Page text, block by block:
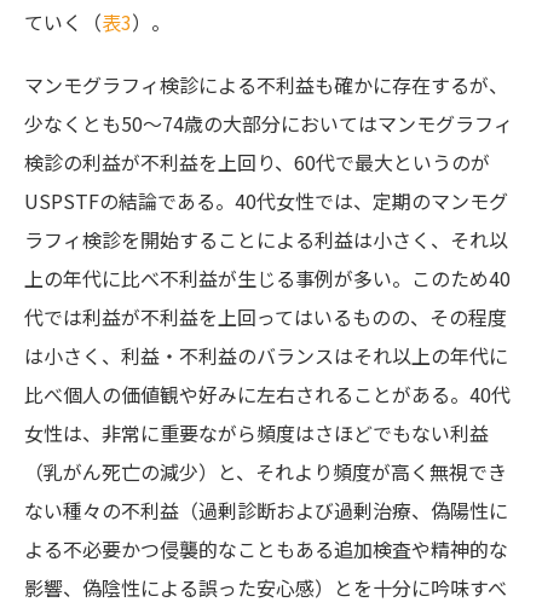
ていく（表3）。
マンモグラフィ検診による不利益も確かに存在するが、
少なくとも50～74歳の大部分においてはマンモグラフィ
検診の利益が不利益を上回り、60代で最大というのが
USPSTFの結論である。40代女性では、定期のマンモグ
ラフィ検診を開始することによる利益は小さく、それ以
上の年代に比べ不利益が生じる事例が多い。このため40
代では利益が不利益を上回ってはいるものの、その程度
は小さく、利益・不利益のバランスはそれ以上の年代に
比べ個人の価値観や好みに左右されることがある。40代
女性は、非常に重要ながら頻度はさほどでもない利益
（乳がん死亡の減少）と、それより頻度が高く無視でき
ない種々の不利益（過剰診断および過剰治療、偽陽性に
よる不必要かつ侵襲的なこともある追加検査や精神的な
影響、偽陰性による誤った安心感）とを十分に吟味すべ